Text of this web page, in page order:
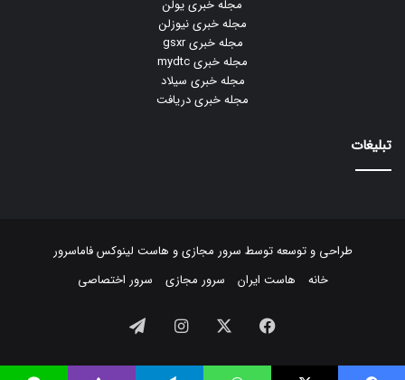
مجله خبری یولن
مجله خبری نیوزلن
مجله خبری gsxr
مجله خبری mydtc
مجله خبری سیلاد
مجله خبری دریافت
تبلیغات
طراحی و توسعه توسط سرور مجازیو هاست لینوکسفاماسرور
خانه
هاست ایران سرور مجازی سرور اختصاصی
فیسبوک ایکس اینستاگرام